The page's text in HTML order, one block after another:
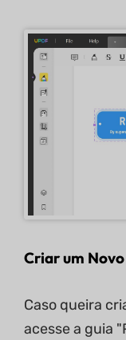
Criar um
Caso queira
acesse a guia